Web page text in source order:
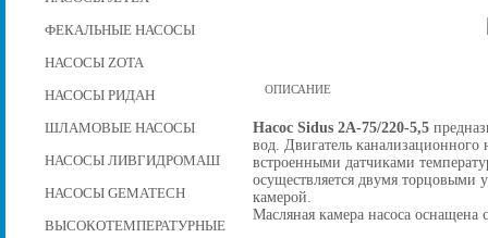
ФЕКАЛЬНЫЕ НАСОСЫ
НАСОСЫ ZOTA
НАСОСЫ РИДАН
ШЛАМОВЫЕ НАСОСЫ
НАСОСЫ ЛИВГИДРОМАШ
НАСОСЫ GEMATECH
ВЫСОКОТЕМПЕРАТУРНЫЕ
ОПИСАНИЕ
Насос Sidus 2А-75/220-5,5
вод. Двигатель канализационного
встроенными датчиками
осуществляется двумя торцовыми
камерой.
Масляная камера насоса оснащена